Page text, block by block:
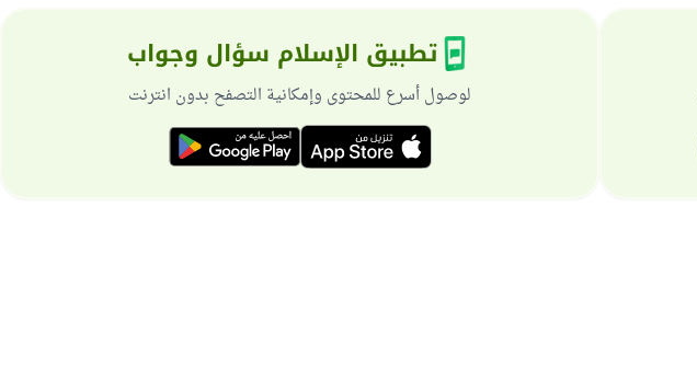
تطبيق الإسلام سؤال وجواب
لوصول أسرع للمحتوى وإمكانية التصفح بدون انترنت